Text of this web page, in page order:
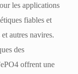
les applications
fiables et
autres navires.
des
offrent une